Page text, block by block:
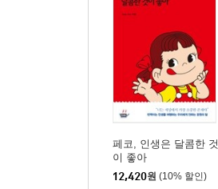
페코, 인생은 달콤한 것
이 좋아
12,420원 (10% 할인)